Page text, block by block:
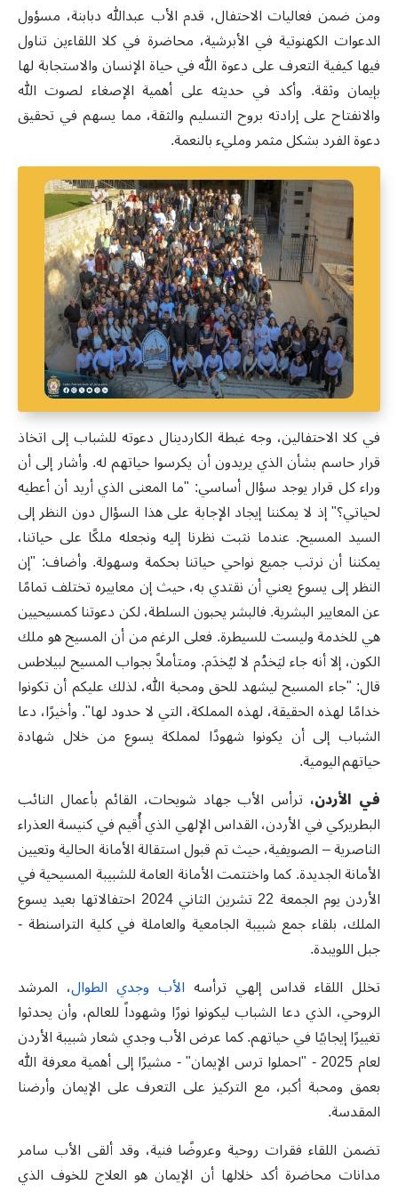
ومن ضمن فعاليات الاحتفال، قدم الأب عبدالله دبابنة، مسؤول
الدعوات الكهنوتية في الأبرشية، محاضرة في كلا اللقاءين تناول
فيها كيفية التعرف على دعوة الله في حياة الإنسان والاستجابة لها
بإيمان وثقة. وأكد في حديثه على أهمية الإصغاء لصوت الله
والانفتاح على إرادته بروح التسليم والثقة، مما يسهم في تحقيق
دعوة الفرد بشكل مثمر ومليء بالنعمة.
في كلا الاحتفالين، وجه غبطة الكاردينال دعوته للشباب إلى اتخاذ
قرار حاسم بشأن الذي يريدون أن يكرسوا حياتهم له. وأشار إلى أن
وراء كل قرار يوجد سؤال أساسي: "ما المعنى الذي أريد أن أعطيه
لحياتي؟"إذ لا يمكننا إيجاد الإجابة على هذا السؤال دون النظر إلى
السيد المسيح. عندما نثبت نظرنا إليه ونجعله ملكًا على حياتنا،
يمكننا أن نرتب جميع نواحي حياتنا بحكمة وسهولة. وأضاف: "إن
النظر إلى يسوع يعني أن نقتدي به، حيث إن معاييره تختلف تمامًا
عن المعايير البشرية. فالبشر يحبون السلطة، لكن دعوتنا كمسيحيين
هي للخدمة وليست للسيطرة. فعلى الرغم من أن المسيح هو ملك
الكون، إلا أنه جاء ليَخدُم لا ليُخدَم. ومتأملاً بجواب المسيح لبيلاطس
قال: "جاء المسيح ليشهد للحق ومحبة الله، لذلك عليكم أن تكونوا
خدامًا لهذه الحقيقة، لهذه المملكة، التي لا حدود لها". وأخيرًا، دعا
الشباب إلى أن يكونوا شهودًا لمملكة يسوع من خلال شهادة
حياتهم اليومية.
في الأردن، ترأس الأب جهاد شويحات، القائم بأعمال النائب
البطريركي في الأردن، القداس الإلهي الذي أُقيم في كنيسة العذراء
الناصرية–الصويفية، حيث تم قبول استقالة الأمانة الحالية وتعيين
الأمانة الجديدة. كما واختتمت الأمانة العامة للشبيبة المسيحية في
الأردن يوم الجمعة 22 تشرين الثاني 2024 احتفالاتها بعيد يسوع
الملك، بلقاء جمع شبيبة الجامعية والعاملة في كلية التراسنطة -
جبل اللويبدة.
تخلل اللقاء قداس إلهي ترأسه الأب وجدي الطوال، المرشد
الروحي، الذي دعا الشباب ليكونوا نورًا وشهوداً للعالم، وأن يحدثوا
تغييرًا إيجابيًا في حياتهم. كما عرض الأب وجدي شعار شبيبة الأردن
لعام 2025 - "احملوا ترس الإيمان" - مشيرًا إلى أهمية معرفة الله
بعمق ومحبة أكبر، مع التركيز على التعرف على الإيمان وأرضنا
المقدسة.
تضمن اللقاء فقرات روحية وعروضًا فنية، وقد ألقى الأب سامر
مدانات محاضرة أكد خلالها أن الإيمان هو العلاج للخوف الذي